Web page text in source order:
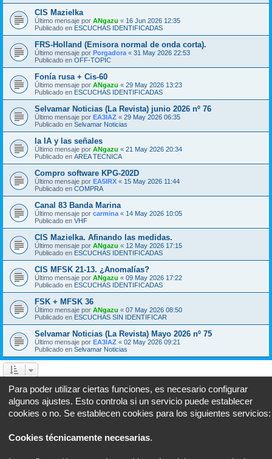
CIS Mazielka
Último mensaje por ANgazu « 16 Jun 2026 12:35
Publicado en ESCUCHAS IDENTIFICADAS
FRS-Holland (Emisora normal de onda corta).
Último mensaje por Porgadora « 31 May 2026 22:53
Publicado en OFF-TOPIC
Fonía rusa + Cis-60
Último mensaje por ANgazu « 29 May 2026 13:23
Publicado en ESCUCHAS IDENTIFICADAS
Selvamar Noticias (La Revista) junio 2026 nº 76
Último mensaje por EA3IAZ « 29 May 2026 06:35
Publicado en Selvamar Noticias
la IA y las señales
Último mensaje por ANgazu « 21 May 2026 20:34
Publicado en AREA TECNICA
Compro software KPG-202D
Último mensaje por EA5IRX « 15 May 2026 11:44
Publicado en COMPRA
Canal 83 Banda Marina
Último mensaje por carmina « 14 May 2026 10:05
Publicado en VHF
CIS Mazielka. Afinando las medidas.
Último mensaje por ANgazu « 12 May 2026 17:15
Publicado en ESCUCHAS IDENTIFICADAS
CIS MFSK 21-13. ¿Anomalías?
Último mensaje por ANgazu « 09 May 2026 17:22
Publicado en ESCUCHAS IDENTIFICADAS
FSK + MFSK 36
Último mensaje por ANgazu « 07 May 2026 08:50
Publicado en ESCUCHAS SIN IDENTIFICAR
Selvamar Noticias (La Revista) Mayo 2026 nº 75
Último mensaje por EA3IAZ « 02 May 2026 09:21
Publicado en Selvamar Noticias
Se encontraron 634 coincidencias Página 1de26
2 3 4 5 … 26
Ir a
Portal Foro
Para poder utilizar ciertas funciones, es necesario configurar
algunos ajustes. Esto controla si un servicio puede establecer
cookies o no. Se establecen cookies para los siguientes servicios:
Cookies técnicamente necesarias.